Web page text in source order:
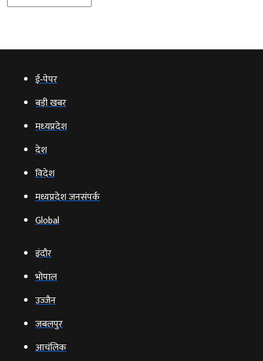
ई‑पेपर
बड़ी खबर
मध्‍यप्रदेश
देश
विदेश
मध्यप्रदेश जनसंपर्क
Global
इंदौर
भोपाल
उज्‍जैन
जबलपुर
आचंलिक